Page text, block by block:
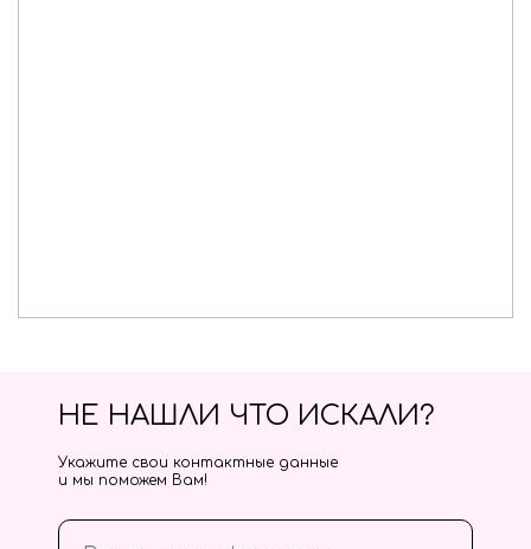
НЕ НАШЛИ ЧТО ИСКАЛИ?
Укажите свои контактные данные
и мы поможем Вам!